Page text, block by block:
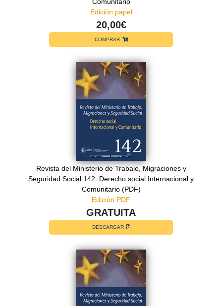
Edición papel
20,00€
COMPRAR
Revista del Ministerio de Trabajo, Migraciones y
Seguridad Social 142. Derecho social Internacional y
Comunitario (PDF)
Edición PDF
GRATUITA
DESCARGAR